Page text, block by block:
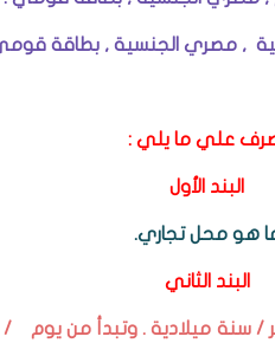
علي ما يلي :
البند الأول
ما هو محل تجاري.
البند الثاني
) شهر / سنة ميلادية .